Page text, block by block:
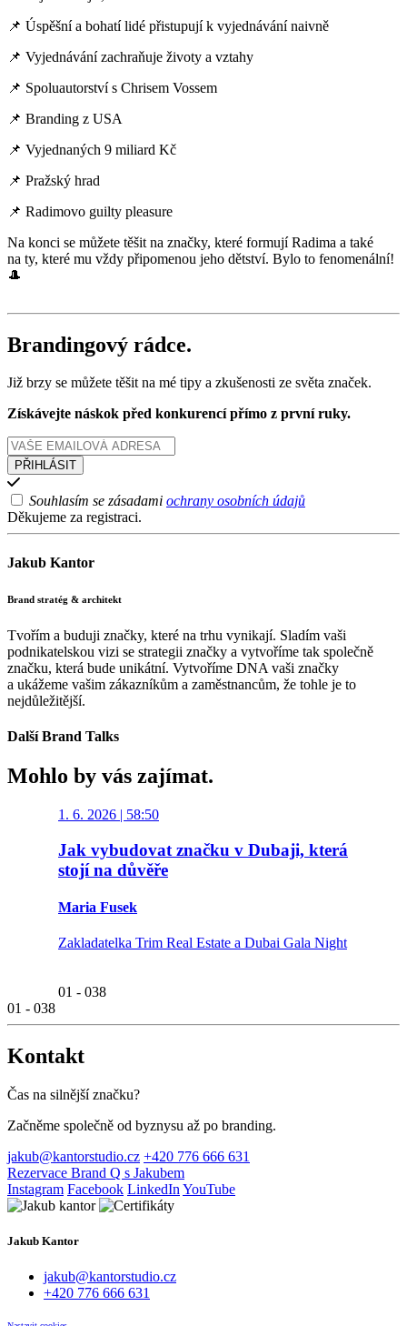
📌 Úspěšní a bohatí lidé přistupují k vyjednávání naivně
📌 Vyjednávání zachraňuje životy a vztahy
📌 Spoluautorství s Chrisem Vossem
📌 Branding z USA
📌 Vyjednaných 9 miliard Kč
📌 Pražský hrad
📌 Radimovo guilty pleasure
Na konci se můžete těšit na značky, které formují Radima a také
na ty, které mu vždy připomenou jeho dětství. Bylo to fenomenální!
🎩
Brandingový rádce.
Již brzy se můžete těšit na mé tipy a zkušenosti ze světa značek.
Získávejte náskok před konkurencí přímo z první ruky.
Souhlasím se zásadami ochrany osobních údajů
Děkujeme za registraci.
Jakub Kantor
Brand stratég & architekt
Tvořím a buduji značky, které na trhu vynikají. Sladím vaši
podnikatelskou vizi se strategii značky a vytvoříme tak společně
značku, která bude unikátní. Vytvoříme DNA vaši značky
a ukážeme vašim zákazníkům a zaměstnancům, že tohle je to
nejdůležitější.
Další Brand Talks
Mohlo by vás zajímat.
1. 6. 2026 | 58:50
Jak vybudovat značku v Dubaji, která
stojí na důvěře
Maria Fusek
Zakladatelka Trim Real Estate a Dubai Gala Night
01 - 038
01 - 038
Kontakt
Čas na silnější značku?
Začněme společně od byznysu až po branding.
jakub@kantorstudio.cz +420 776 666 631
Rezervace Brand Q s Jakubem
Instagram Facebook LinkedIn YouTube
Jakub Kantor
jakub@kantorstudio.cz
+420 776 666 631